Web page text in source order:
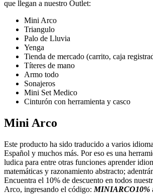
que llegan a nuestro Outlet:
Mini Arco
Triangulo
Palo de Lluvia
Yenga
Tienda de mercado (carrito, caja
Títeres de mano
Armo todo
Sonajeros
Mini Set Medico
Cinturón con herramienta y casco
Mini Arco
Este producto ha sido traducido a varios
Español y muchos más. Por eso es una
ludica para entre otras funciones aprender
matemáticas y razonamiento abstracto;
Encuentra el 10% de descuento en todos
Arco, ingresando el código: MINIARCO10%